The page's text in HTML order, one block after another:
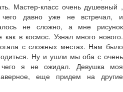
Мастер-класс очень душевный ,
чего давно уже не встречал, и
не сложно, а мне рисунок
в космос. Узнал много нового.
с сложных местах. Нам было
Ну и ушли мы оба с очень
я не ожидал. Девушка моя
еще придем на другие